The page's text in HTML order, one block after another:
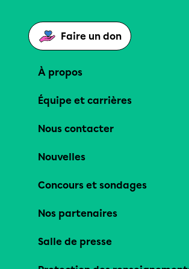
Faire un don
À propos
Équipe et carrières
Nous contacter
Nouvelles
Concours et sondages
Nos partenaires
Salle de presse